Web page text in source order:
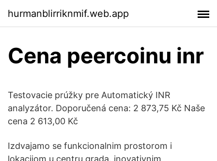
hurmanblirriknmif.web.app
Cena peercoinu inr
Testovacie prúžky pre Automatický INR
analyzátor. Doporučená cena: 2 873,75 Kč Naše
cena 2 613,00 Kč
Izdvajamo se funkcionalnim prostorom i
lokacijom u centru grada, inovativnim